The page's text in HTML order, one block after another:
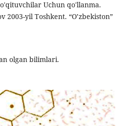
Uchun qo'llanma.
2003-yil Toshkent. “O’zbekiston”
olgan bilimlari.